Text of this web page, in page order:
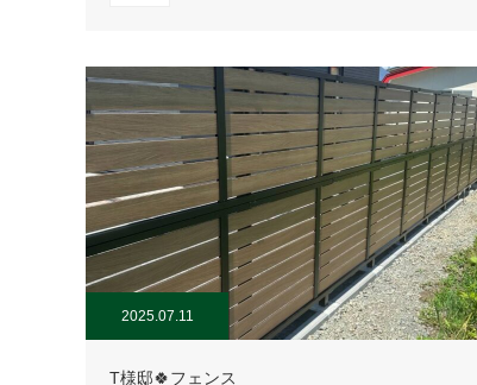
2025.07.11
T様邸🍀フェンス